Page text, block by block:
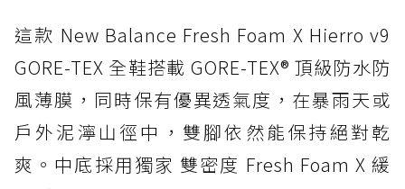
這款 New Balance Fresh Foam X Hierro v9
GORE-TEX 全鞋搭載 GORE-TEX® 頂級防水防
風薄膜，同時保有優異透氣度，在暴雨天或
戶外泥濘山徑中，雙腳依然能保持絕對乾
爽。中底採用獨家 雙密度 Fresh Foam X 緩